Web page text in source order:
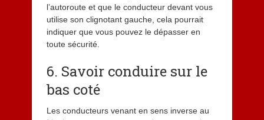
l’autoroute et que le conducteur devant vous
utilise son clignotant gauche, cela pourrait
indiquer que vous pouvez le dépasser en
toute sécurité.
6. Savoir conduire sur le
bas coté
Les conducteurs venant en sens inverse au